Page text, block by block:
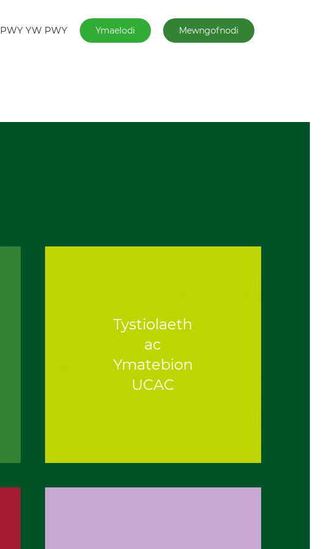
PWY YW PWY Ymaelodi Mewngofnodi
Tystiolaeth
ac
Ymatebion
UCAC